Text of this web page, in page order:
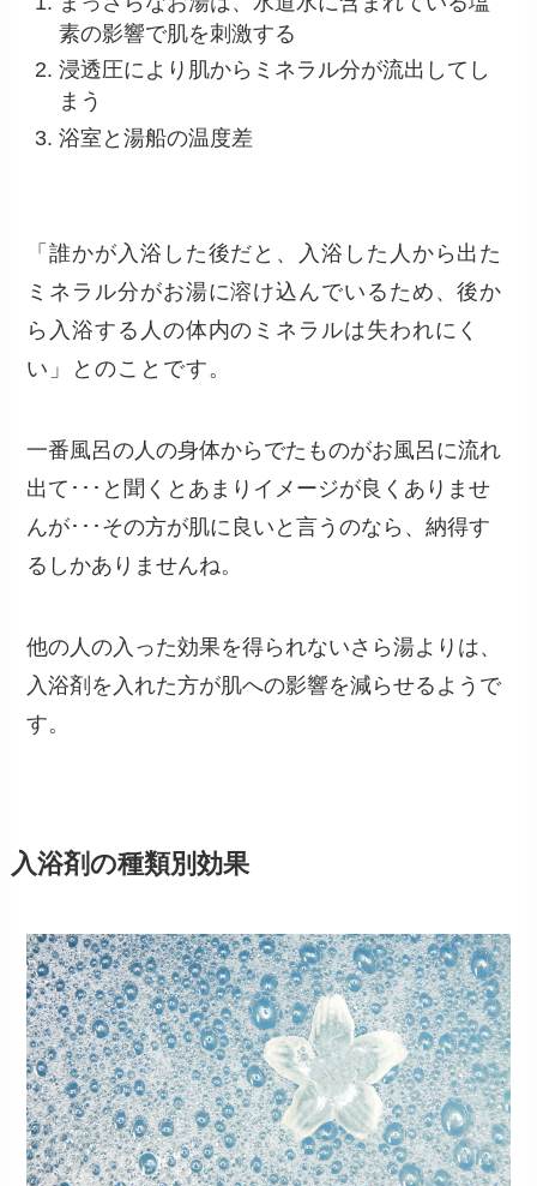
素の影響で肌を刺激する
浸透圧により肌からミネラル分が流出してし
まう
浴室と湯船の温度差
「誰かが入浴した後だと、入浴した人から出た
ミネラル分がお湯に溶け込んでいるため、後か
ら入浴する人の体内のミネラルは失われにく
い」とのことです。
一番風呂の人の身体からでたものがお風呂に流れ
出て･･･と聞くとあまりイメージが良くありませ
んが･･･その方が肌に良いと言うのなら、納得す
るしかありませんね。
他の人の入った効果を得られないさら湯よりは、
入浴剤を入れた方が肌への影響を減らせるようで
す。
入浴剤の種類別効果